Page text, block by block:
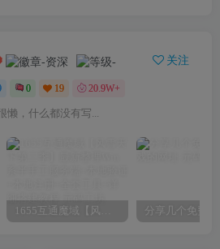
关注
0 19 20.9W+
懒，什么都没有写...